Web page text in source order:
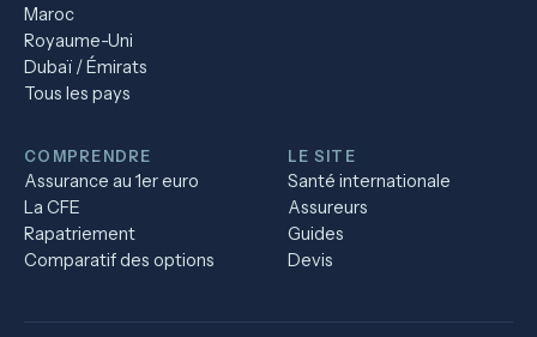
Maroc
Royaume-Uni
Dubaï / Émirats
Tous les pays
COMPRENDRE
Assurance au 1er euro
La CFE
Rapatriement
Comparatif des options
LE SITE
Santé internationale
Assureurs
Guides
Devis